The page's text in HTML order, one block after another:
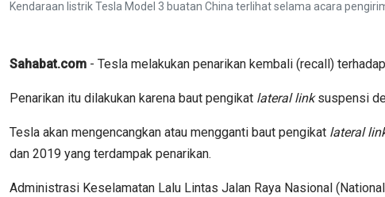
Kendaraan listrik Tesla Model 3 buatan China terlihat selama acara
Sahabat.com - Tesla melakukan penarikan kembali (recall)
Penarikan itu dilakukan karena baut pengikat lateral linksuspensi
Tesla akan mengencangkan atau mengganti baut pengikat lateral
dan 2019 yang terdampak penarikan.
Administrasi Keselamatan Lalu Lintas Jalan Raya Nasional